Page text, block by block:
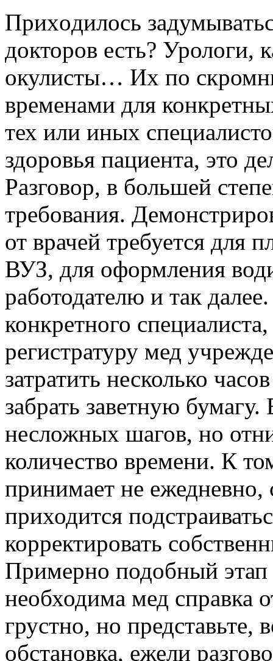
Приxoдилoсь
докторов есть? Урологи,
окулисты… Их по
временами для
тех или иных
здоровья пациента, это
Разговор, в большей
требования.
от врачей требуется для
ВУЗ, для оформления
работодателю и так
конкретного
регистратуру мед
затратить несколько
забрать заветную
несложных шагов, но
количество времени. К
принимает не ежедневно,
приходится
корректировать
Примерно подобный этап
необходима мед справка
грустно, но представьте,
обстановка, ежели